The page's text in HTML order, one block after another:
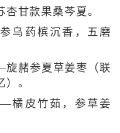
款果桑芩夏。
药槟沉香，五磨
参夏草姜枣（联
。
皮竹茹，参草姜